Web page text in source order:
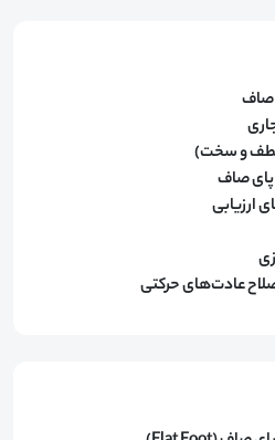
صاف
و سخت)
صاف
عادت‌های حرکتی